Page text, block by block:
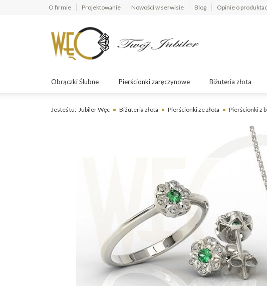
O firmie Projektowanie Nowości w serwisie Blog Opinie o
Obrączki Ślubne Pierścionki zaręczynowe Biżuteria złota
Jesteś tu: Jubiler Węc Biżuteria złota Pierścionki ze złota Pierścionki z